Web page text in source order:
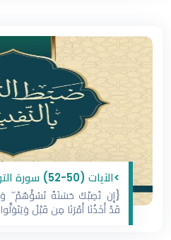
>‌‌‌‌‌‌‌‌‌‌‌‌‌‌‌‌‌‎الآيات (50-52) سورة التوبة، اللقاء (18)
{إِن تُصِبْكَ حَسَنَةٌ تَسُؤْهُمْ
قَدْ أَخَذْنَا أَمْرَنَا مِن قَبْلُ